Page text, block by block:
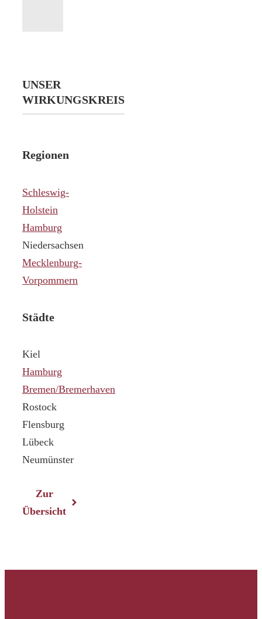
UNSER
WIRKUNGSKREIS
Regionen
Schleswig-
Holstein
Hamburg
Niedersachsen
Mecklenburg-
Vorpommern
Städte
Kiel
Hamburg
Bremen/Bremerhaven
Rostock
Flensburg
Lübeck
Neumünster
Zur
Übersicht